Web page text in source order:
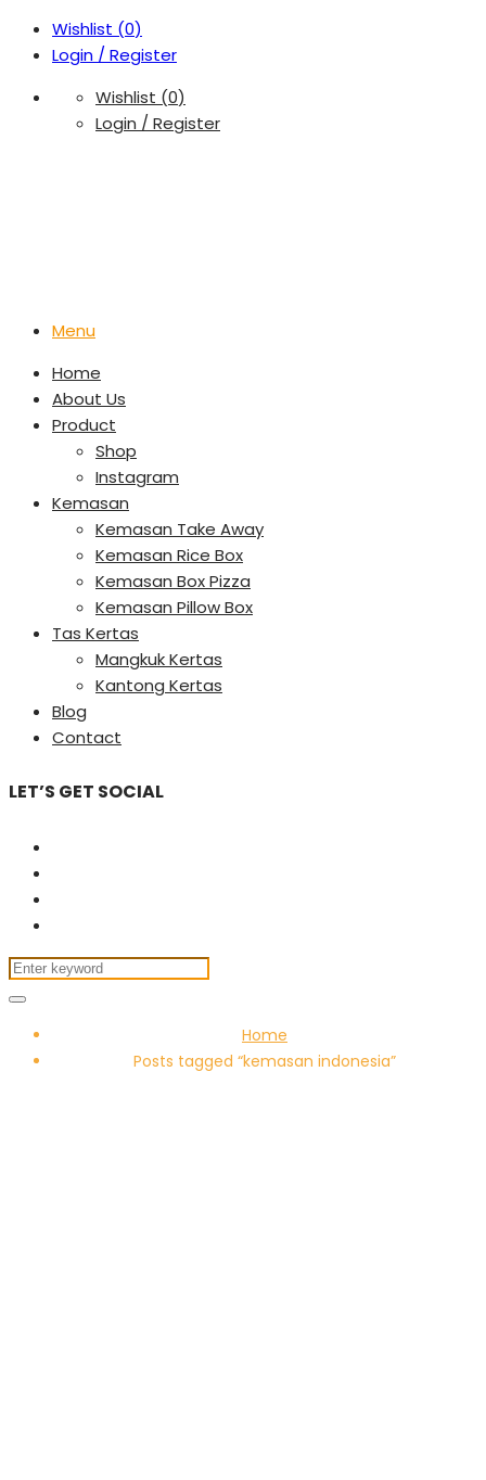
Wishlist (0)
Login / Register
Wishlist (0)
Login / Register
Menu
Home
About Us
Product
Shop
Instagram
Kemasan
Kemasan Take Away
Kemasan Rice Box
Kemasan Box Pizza
Kemasan Pillow Box
Tas Kertas
Mangkuk Kertas
Kantong Kertas
Blog
Contact
LET’S GET SOCIAL
Home
Posts tagged “kemasan indonesia”